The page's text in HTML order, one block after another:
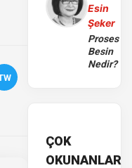
Esin
Şeker
Proses
Besin
Nedir?
ÇOK
OKUNANLAR